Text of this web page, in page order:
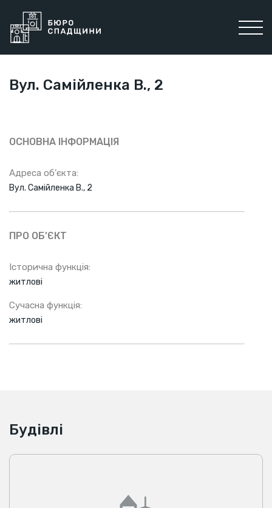
Вул. Самійленка В., 2
ОСНОВНА ІНФОРМАЦІЯ
Адреса об’єкта:
Вул. Самійленка В., 2
ПРО ОБ’ЄКТ
Історична функція:
житлові
Сучасна функція:
житлові
Будівлі